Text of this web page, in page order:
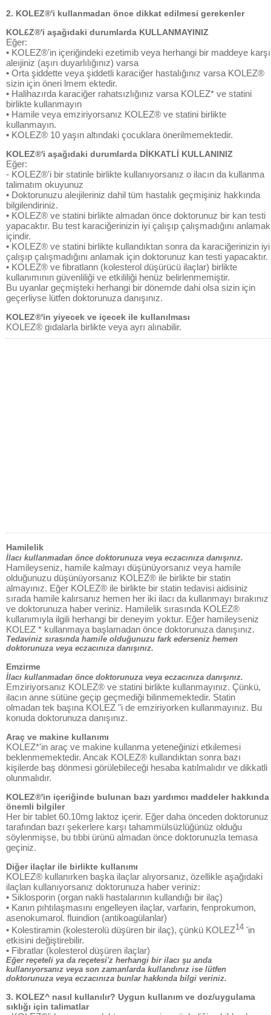
2. KOLEZ®'i kullanmadan önce dikkat edilmesi gerekenler
KOL£Z®'i aşağıdaki durumlarda KULLANMAYINIZ
Eğer:
• KOLEZ®'in içeriğindeki ezetimib veya herhangi bir maddeye karşı
aleıjiniz (aşırı duyarlılığınız) varsa
• Orta şiddette veya şiddetli karaciğer hastalığınız varsa KOLEZ®
sizin için öneri lmem ektedir.
• Halihazırda karaciğer rahatsızlığınız varsa KOLEZ* ve statini
birlikte kullanmayın
• Hamile veya emziriyorsanız KOLEZ® ve statini birlikte
kullanmayın.
• KOLEZ® 10 yaşın altındaki çocuklara önerilmemektedir.
KOLEZ®'i aşağıdaki durumlarda DİKKATLİ KULLANINIZ
Eğer:
- KOLEZ®'i bir statinle birlikte kullanıyorsanız o ilacın da kullanma
talimatım okuyunuz
• Doktorunuzu aleıjileriniz dahil tüm hastalık geçmişiniz hakkında
bilgilendiriniz.
• KOLEZ® ve statini birlikte almadan önce doktorunuz bir kan testi
yapacaktır. Bu test karaciğerinizin iyi çalışıp çalışmadığını anlamak
içindir.
• KOLEZ® ve statini birlikte kullandıktan sonra da karaciğerinizin iyi
çalışıp çalışmadığını anlamak için doktorunuz kan testi yapacaktır.
• KOLEZ® ve fibratlann (kolesterol düşürücü ilaçlar) birlikte
kullanımının güvenliliği ve etkililiği henüz belirlenmemiştir.
Bu uyanlar geçmişteki herhangi bir dönemde dahi olsa sizin için
geçerliyse lütfen doktorunuza danışınız.
KOLEZ®'in yiyecek ve içecek ile kullanılması
KOLEZ® gıdalarla birlikte veya ayrı alınabilir.
Hamilelik
İlacı kullanmadan önce doktorunuza veya eczacınıza danışınız.
Hamileyseniz, hamile kalmayı düşünüyorsanız veya hamile
olduğunuzu düşünüyorsanız KOLEZ® ile birlikte bir statin
almayınız. Eğer KOLEZ® ile birlikte bir statin tedavisi aidisiniz
sırada hamile kalırsanız hemen her iki ilacı da kullanmayı bırakınız
ve doktorunuza haber veriniz. Hamilelik sırasında KOLEZ®
kullanımıyla ilgili herhangi bir deneyim yoktur. Eğer hamileyseniz
KOLEZ * kullanmaya başlamadan önce doktorunuza danışınız.
Tedaviniz sırasında hamile olduğunuzu fark ederseniz hemen
doktorunuza veya eczacınıza danışınız.
Emzirme
İlacı kullanmadan önce doktorunuza veya eczacınıza danışınız.
Emziriyorsanız KOLEZ® ve statini birlikte kullanmayınız. Çünkü,
ilacın anne sütüne geçip geçmediği bilinmemektedir. Statin
olmadan tek başına KOLEZ "i de emziriyorken kullanmayınız. Bu
konuda doktorunuza danışınız.
Araç ve makine kullanımı
KOLEZ*'in araç ve makine kullanma yeteneğinizi etkilemesi
beklenmemektedir. Ancak KOLEZ® kullandıktan sonra bazı
kişilerde baş dönmesi görülebileceği hesaba katılmalıdır ve dikkatli
olunmalıdır.
KOLEZ®'in içeriğinde bulunan bazı yardımcı maddeler hakkında
önemli bilgiler
Her bir tablet 60.10mg laktoz içerir. Eğer daha önceden doktorunuz
tarafından bazı şekerlere karşı tahammülsüzlüğünüz olduğu
söylenmişse, bu tıbbi ürünü almadan önce doktorunuzla temasa
geçiniz.
Diğer ilaçlar ile birlikte kullanımı
KOLEZ® kullanırken başka ilaçlar alıyorsanız, özellikle aşağıdaki
ilaçlan kullanıyorsanız doktorunuza haber veriniz:
• Siklosporin (organ nakli hastalarının kullandığı bir ilaç)
• Kanın pıhtılaşmasını engelleyen ilaçlar, varfarin, fenprokumon,
asenokumarol. fluindion (antikoagülanlar)
• Kolestiramin (kolesterolü düşüren bir ilaç), çünkü KOLEZ14 'in
etkisini değiştirebilir.
• Fibratlar (kolesterol düşüren ilaçlar)
Eğer reçeteli ya da reçetesi'z herhangi bir ilacı şu anda
kullanıyorsanız veya son zamanlarda kullandınız ise lütfen
doktorunuza veya eczacınıza bunlar hakkında bilgi veriniz.
3. KOLEZ^ nasıl kullanılır? Uygun kullanım ve doz/uygulama
sıklığı için talimatlar